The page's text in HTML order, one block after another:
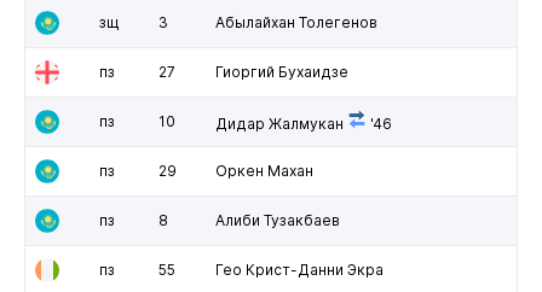
зщ 3 Абылайхан Толегенов
пз 27 Гиоргий Бухаидзе
пз 10 Дидар Жалмукан '46
пз 29 Оркен Махан
пз 8 Алиби Тузакбаев
пз 55 Гео Крист-Данни Экра